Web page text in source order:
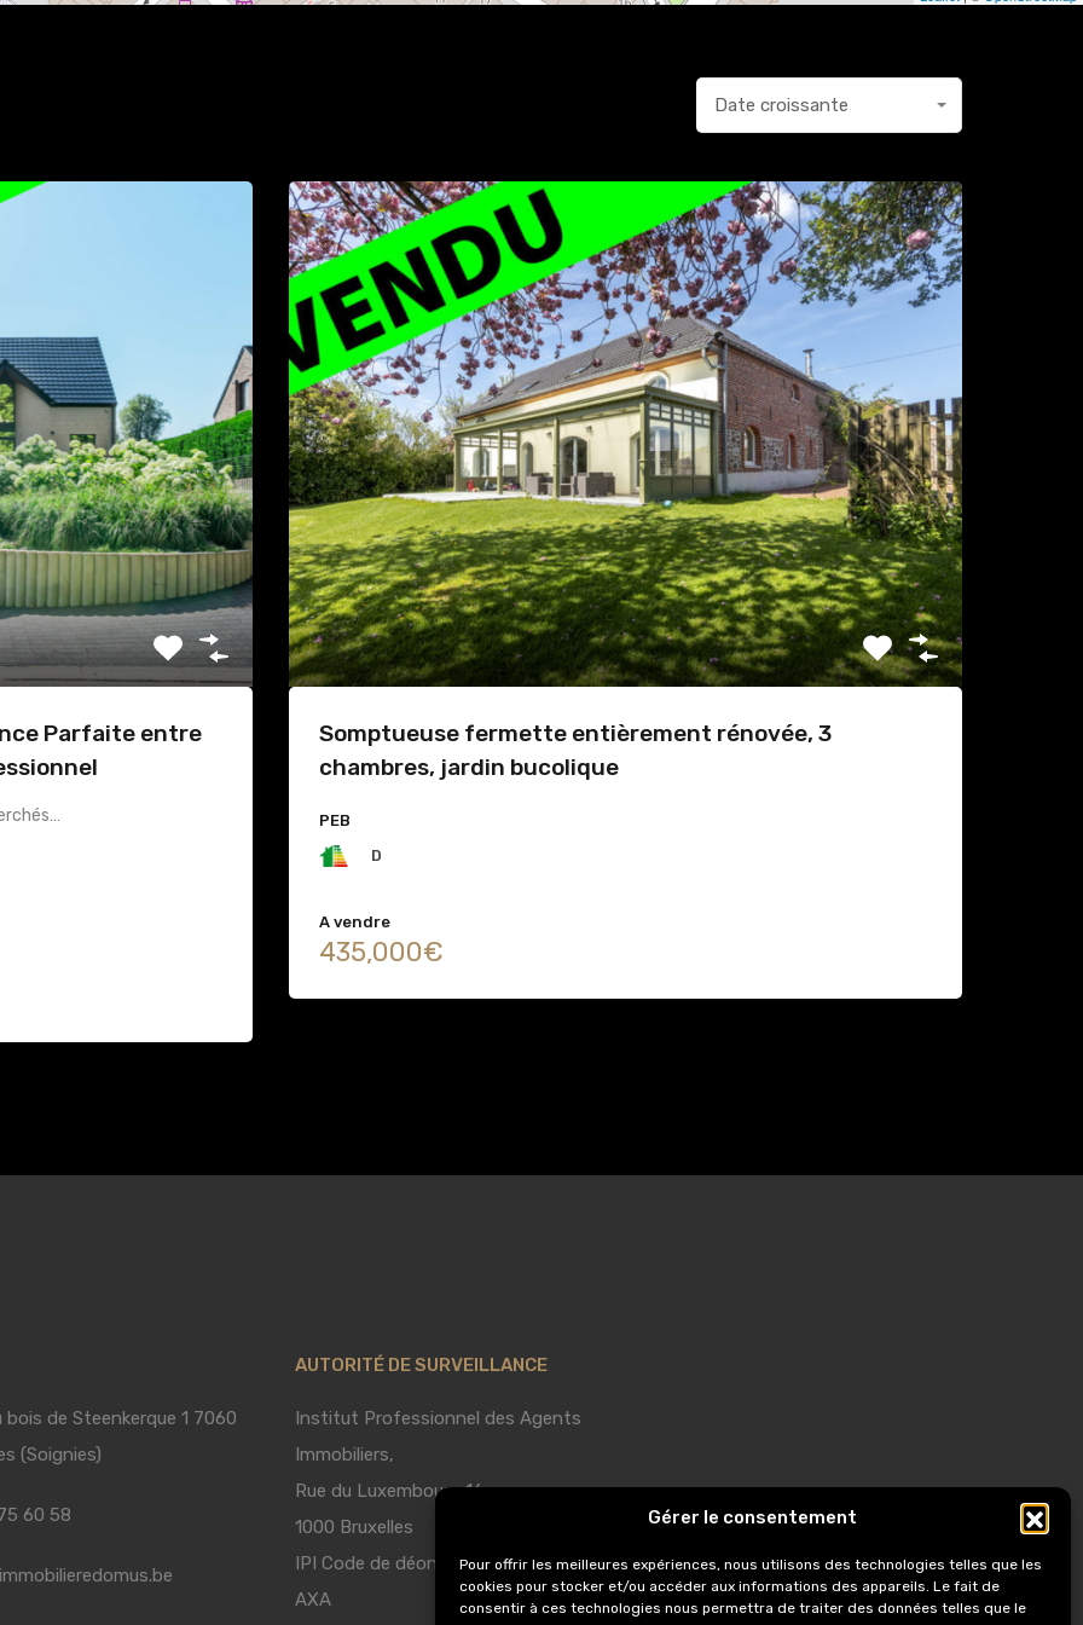
Gérer le consentement
Pour offrir les meilleures expériences, nous utilisons des technologies telles que les
cookies pour stocker et/ou accéder aux informations des appareils. Le fait de
consentir à ces technologies nous permettra de traiter des données telles que le
Date croissante
Parfaite entre
Somptueuse fermette entièrement rénovée, 3
chambres, jardin bucolique
PEB
D
A vendre
435,000€
bois de Steenkerque 1 7060
(Soignies)
60 58
AUTORITÉ DE SURVEILLANCE
Institut Professionnel des Agents
Immobiliers,
Rue du Luxembourg 16
1000 Bruxelles
IPI Code de déontologie
AXA